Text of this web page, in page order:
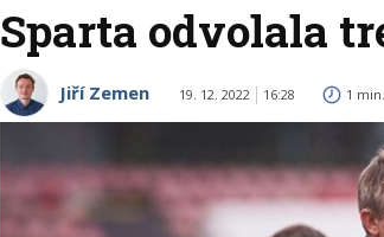
Sparta odvolala
Jiří Zemen 19. 12. 2022 16:28 1